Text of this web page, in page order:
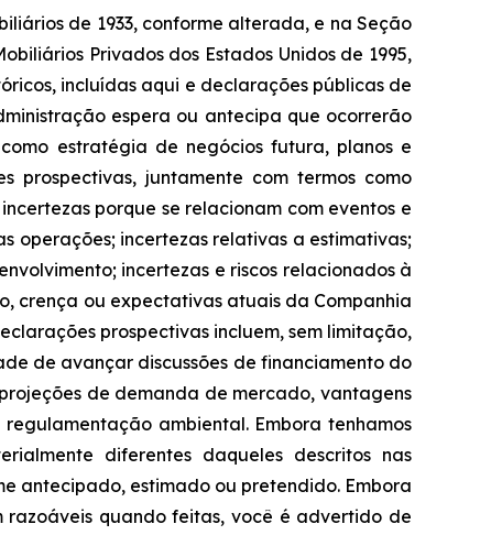
de 1933, conforme alterada, e na Seção
Privados dos Estados Unidos de 1995,
incluídas aqui e declarações públicas de
espera ou antecipa que ocorrerão
estratégia de negócios futura, planos e
prospectivas, juntamente com termos como
porque se relacionam com eventos e
operações; incertezas relativas a estimativas;
incertezas e riscos relacionados à
crença ou expectativas atuais da Companhia
prospectivas incluem, sem limitação,
de avançar discussões de financiamento do
de demanda de mercado, vantagens
ambiental. Embora tenhamos
diferentes daqueles descritos nas
antecipado, estimado ou pretendido. Embora
razoáveis quando feitas, você é advertido de